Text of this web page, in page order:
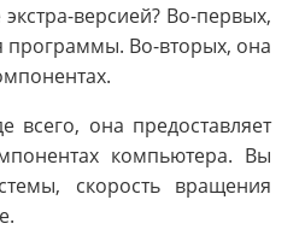
версией? Во-первых,
Во-вторых, она
она предоставляет
компьютера. Вы
скорость вращения